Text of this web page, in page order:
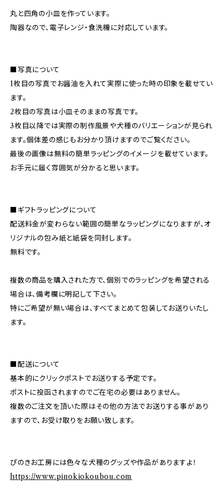
丸と四角の小皿を作っています。
陶器なので、電子レンジ・食洗機に対応しています。
■写真について
1枚目の写真でお醤油を入れて実際に使った時の印象を載せてい
ます。
2枚目の写真は小皿そのままの写真です。
3枚目以降では実際の制作風景や犬種のバリエーションが見られ
ます。個体差の感じもお分かり頂けますのでご覧ください。
最後の画像は無料の簡単ラッピングのイメージを載せています。
お手元に届く雰囲気が分かると思います。
■ギフトラッピングについて
配送料金が変わらない範囲の簡単なラッピングになりますが、オ
リジナルの包み紙と紙袋を同封します。
無料です。
複数の商品を購入された方で、個別でのラッピングを希望される
場合は、備考欄に明記して下さい。
特にご希望が無い場合は、すべてまとめて包装してお送りいたし
ます。
■配送について
基本的にクリックポストでお送りする予定です。
ポストに投函されますのでご在宅の必要はありません。
複数のご注文を頂いた際はその他の方法でお送りする事があり
ますので、お受け取りをお願い致します。
ぴのきお工房には色々な犬種のグッズや作品がありますよ！
https://www.pinokiokoubou.com